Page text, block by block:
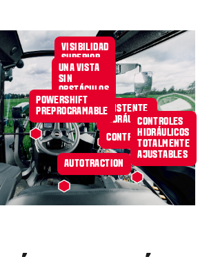
VISIBILIDAD
SUPERIOR
ASISTENTE
HIDRÁULICO
CONTROLES
UNA VISTA
SIN
OBSTÁCULOS
POWERSHIFT
PREPROGRAMABLE
AUTOTRACTION
CONTROLES
HIDRÁULICOS
TOTALMENTE
AJUSTABLES